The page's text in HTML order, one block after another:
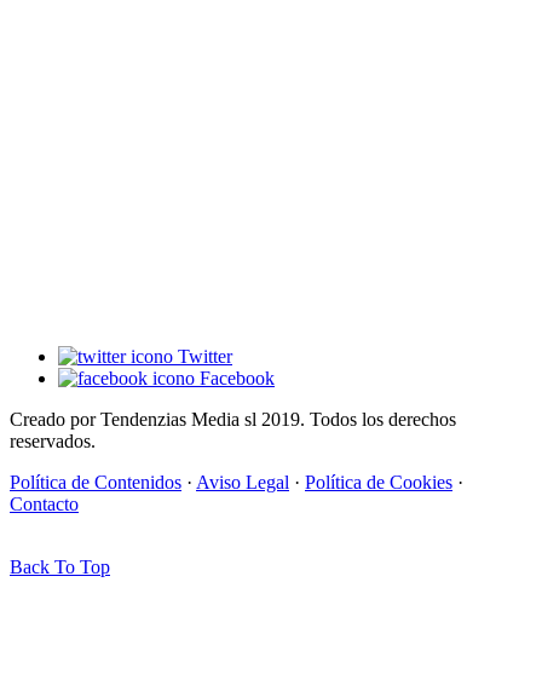
Twitter
Facebook
Creado por Tendenzias Media sl 2019. Todos los derechos
reservados.
Política de Contenidos · Aviso Legal · Política de Cookies ·
Contacto
Back To Top